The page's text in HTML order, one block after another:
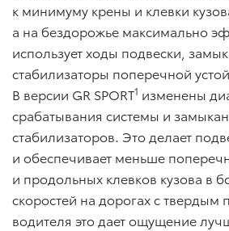
к минимуму крены и клевки
а на бездорожье максимально
использует ходы подвески,
стабилизаторы поперечной
В версии GR SPORT1 изменены
срабатывания системы и
стабилизаторов. Это делает
и обеспечивает меньше
и продольных клевков кузова в
скоростей на дорогах с твердым
водителя это дает ощущение